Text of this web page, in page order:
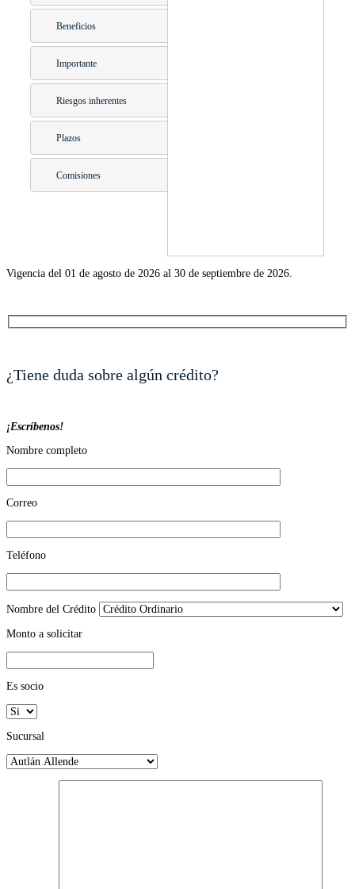
Beneficios
Importante
Riesgos inherentes
Plazos
Comisiones
Vigencia del 01 de agosto de 2026 al 30 de septiembre de 2026.
¿Tiene duda sobre algún crédito?
¡Escríbenos!
Nombre completo
Correo
Teléfono
Nombre del Crédito
Monto a solicitar
Es socio
Sucursal